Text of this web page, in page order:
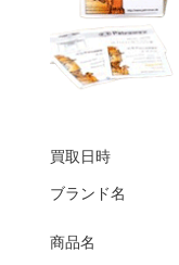
買取日時
ブランド名
商品名